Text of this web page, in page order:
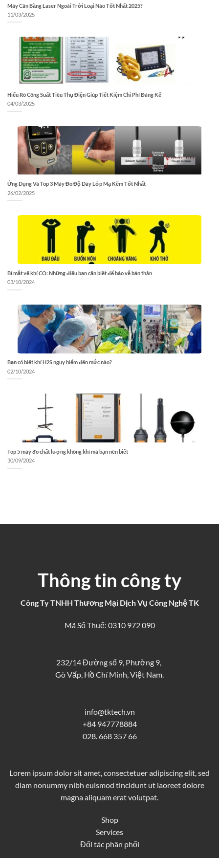
Máy Cân Bằng Laser Ngoài Trời Loại Nào Tốt Nhất 2025?
11/03/2025
Hiểu Rõ Công Suất Tiêu Thụ Điện Giúp Tiết Kiệm Chi Phí Đáng Kể
04/03/2025
Ứng Dụng Và Top 3 Máy Đo Độ Dày Lớp Mạ Kẽm Tốt Nhất
26/02/2025
Bí mật về khí CO: Những điều bạn cần biết để bảo vệ bản thân
03/10/2024
Bạn có biết khí H2S nguy hiểm đến mức nào?
02/10/2024
Top 5 máy đo chất lượng không khí mà bạn nên biết
30/09/2024
Thông tin công ty
Công Ty TNHH Thương Mại Dịch Vụ Công Nghệ TK
Mã Số Thuế: 0310 972 090
232/14 Đường số 9, Phường 9,
Gò Vấp, Hồ Chí Minh, Việt Nam.
info@tktech.vn
+84 947778884
028. 668 357 66
Lorem ipsum dolor sit amet, consectetuer adipiscing elit, sed
diam nonummy nibh euismod tincidunt ut laoreet dolore
magna aliquam erat volutpat.
Shop
Services
Đối tác phân phối